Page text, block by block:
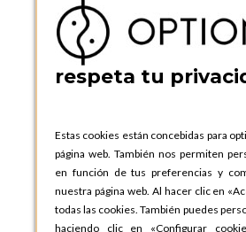
08130 Santa Perpetua de
ESPAñA
Teléfono:
+34 935 724
OPTIONS BARCELONA
ESPAñA
Teléfono:+34 935 724
OPTIONS
C. Lucio Emilio
respeta tu
Estas cookies están concebidas para
página web. También nos permiten
en función de tus preferencias y
nuestra página web. Al hacer clic en
todas las cookies. También puedes
haciendo clic en «Configurar